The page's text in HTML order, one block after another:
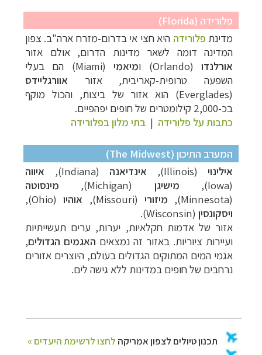
פלורידה (Florida)
מדינת פלורידה היא חצי אי בדרום-מזרח ארה"ב. צפון
המדינה דומה לשאר מדינות הדרום, אולם אזור
אורלנדו (Orlando) ו מיאמי
(Miami) הם בעלי
השפעה טרופית-קאריבית, אזור אוורגליידס
(Everglades) הוא אזור של ביצות, והכול מוקף
בכ-2,000 קילומטרים של חופים יפהפיים.
כתבות על פלורידה | בתי מלון בפלורידה
המערב התיכון (The Midwest)
אילינוי (Illinois), אינדיאנה (Indiana),
איווה
(Iowa),
מישיגן (Michigan),
מינסוטה
(Minnesota),
מיזורי (Missouri), אוהיו (Ohio),
ויסקונסין (Wisconsin).
אזור של אדמות חקלאיות, יערות, ערים תעשייתיות
ועיירות ציוריות. באזור זה נמצאים האגמים הגדולים,
אגמי המים המתוקים הגדולים בעולם, היוצרים אזורים
נרחבים של חופים במדינות ללא גישה לים.
תכנוןטיולים לדרום ומרכז אמריקהלחצו לרשימת
היעדים »
קרוזים והפלגות נופשלחצו לרשימת היעדים »